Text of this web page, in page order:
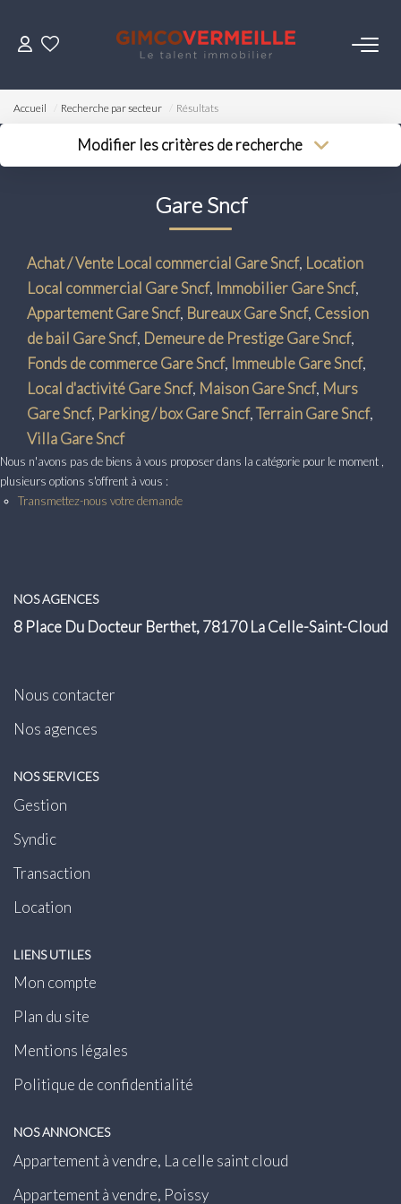
ACHETER
VENDRE
LOUER
NOS SERVICES
Gestion
Syndic
Transaction
LE GROUPE
Intranet
Accueil Recherche par secteur Résultats
Modifier les critères de recherche
Surface min
Plus de critères
Créer une alerte
Gare Sncf
Achat / Vente Local commercial Gare Sncf, Location
Local commercial Gare Sncf, Immobilier Gare Sncf,
Appartement Gare Sncf, Bureaux Gare Sncf, Cession
de bail Gare Sncf, Demeure de Prestige Gare Sncf,
Fonds de commerce Gare Sncf, Immeuble Gare Sncf,
Local d'activité Gare Sncf, Maison Gare Sncf, Murs
Gare Sncf, Parking / box Gare Sncf,Terrain Gare Sncf,
Villa Gare Sncf
Nous n'avons pas de biens à vous proposer dans la catégorie pour le moment ,
plusieurs options s'offrent à vous :
Transmettez-nous votre demande
NOS AGENCES
8 Place Du Docteur Berthet, 78170 La Celle-Saint-Cloud
Nous contacter
Nos agences
NOS SERVICES
Gestion
Syndic
Transaction
Location
LIENS UTILES
Mon compte
Plan du site
Mentions légales
Politique de confidentialité
NOS ANNONCES
Appartement à vendre, La celle saint cloud
Appartement à vendre, Poissy